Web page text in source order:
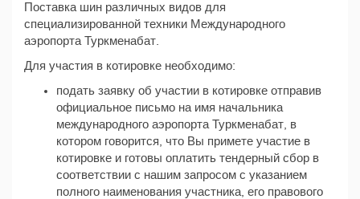
Поставка шин различных видов для
специализированной техники Международного
аэропорта Туркменабат.
Для участия в котировке необходимо:
подать заявку об участии в котировке отправив
официальное письмо на имя начальника
международного аэропорта Туркменабат, в
котором говорится, что Вы примете участие в
котировке и готовы оплатить тендерный сбор в
соответствии с нашим запросом с указанием
полного наименования участника, его правового